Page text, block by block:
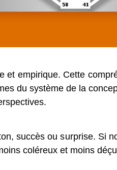
et empirique. Cette
du système de la
succès ou surprise. Si
coléreux et moins